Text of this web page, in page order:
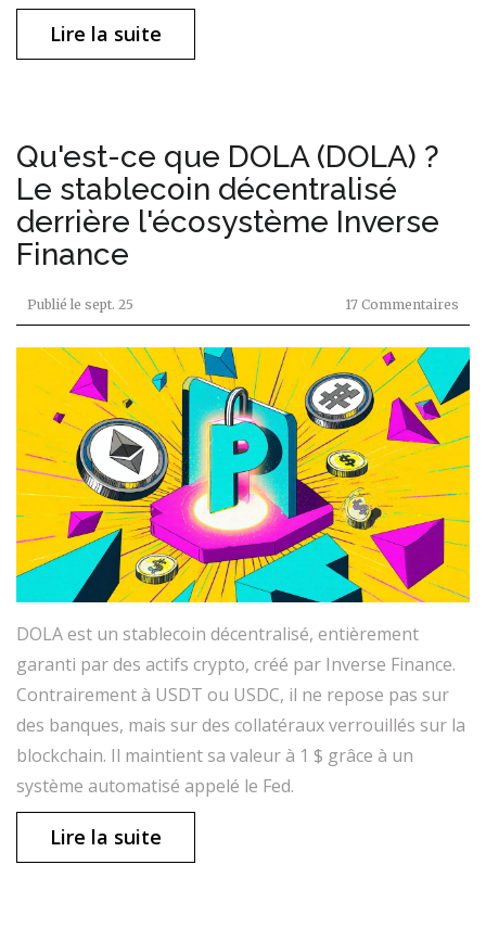
Lire la suite
Qu'est-ce que DOLA (DOLA) ?
Le stablecoin décentralisé
derrière l'écosystème Inverse
Finance
Publié le sept. 25 17 Commentaires
DOLA est un stablecoin décentralisé, entièrement
garanti par des actifs crypto, créé par Inverse Finance.
Contrairement à USDT ou USDC, il ne repose pas sur
des banques, mais sur des collatéraux verrouillés sur la
blockchain. Il maintient sa valeur à 1 $ grâce à un
système automatisé appelé le Fed.
Lire la suite